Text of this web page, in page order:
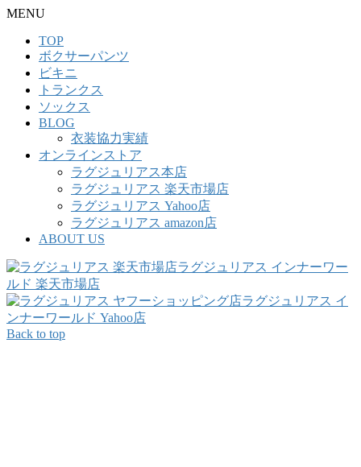
MENU
TOP
ボクサーパンツ
ビキニ
トランクス
ソックス
BLOG
衣装協力実績
オンラインストア
ラグジュリアス本店
ラグジュリアス 楽天市場店
ラグジュリアス Yahoo店
ラグジュリアス amazon店
ABOUT US
ラグジュリアス インナーワー
ルド 楽天市場店
ラグジュリアス イ
ンナーワールド Yahoo店
Back to top